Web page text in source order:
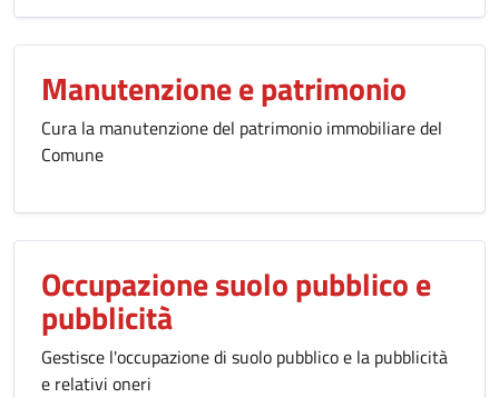
Manutenzione e patrimonio
Cura la manutenzione del patrimonio immobiliare del
Comune
Occupazione suolo pubblico e
pubblicità
Gestisce l'occupazione di suolo pubblico e la pubblicità
e relativi oneri